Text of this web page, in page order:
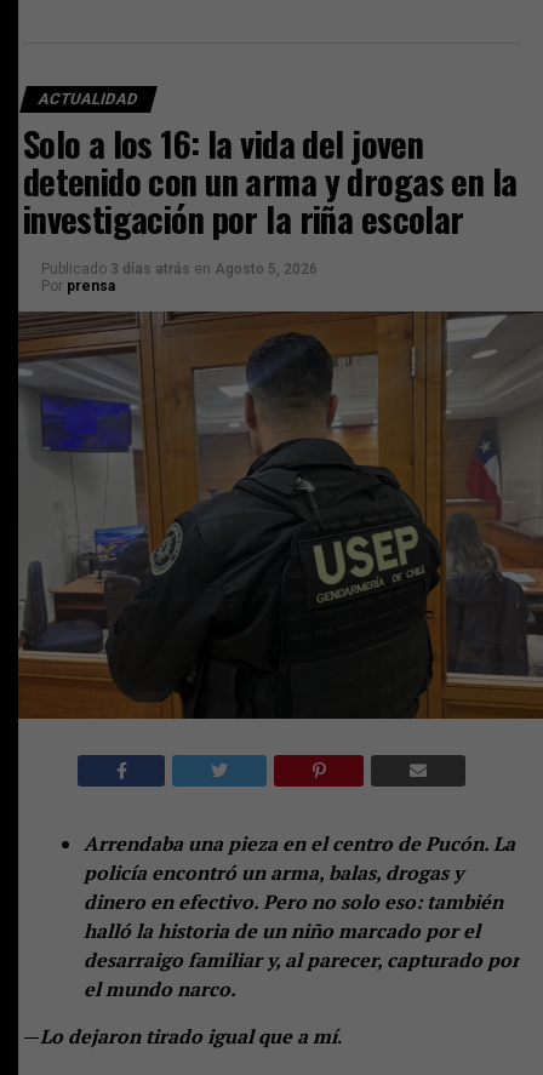
ACTUALIDAD
Solo a los 16: la vida del joven
detenido con un arma y drogas en la
investigación por la riña escolar
Publicado 3 días atrás en Agosto 5, 2026
Por prensa
Arrendaba una pieza en el centro de Pucón. La
policía encontró un arma, balas, drogas y
dinero en efectivo. Pero no solo eso: también
halló la historia de un niño marcado por el
desarraigo familiar y, al parecer, capturado por
el mundo narco.
—Lo dejaron tirado igual que a mí.